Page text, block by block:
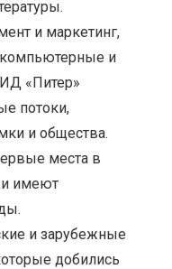
и маркетинг,
компьютерные и
«Питер»
потоки,
и общества.
места в
и имеют
и зарубежные
добились